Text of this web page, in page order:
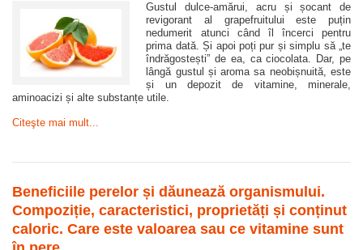
Gustul dulce-amărui, acru și șocant de
revigorant al grapefruitului este puțin
nedumerit atunci când îl încerci pentru
prima dată. Și apoi poți pur și simplu să „te
îndrăgostești” de ea, ca ciocolata. Dar, pe
lângă gustul și aroma sa neobișnuită, este
și un depozit de vitamine, minerale,
aminoacizi și alte substanțe utile.
Citeşte mai mult...
Beneficiile perelor și dăunează organismului.
Compoziție, caracteristici, proprietăți și conținut
caloric. Care este valoarea sau ce vitamine sunt